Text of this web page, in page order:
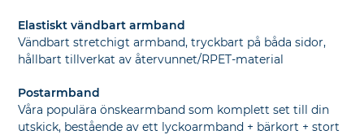
Elastiskt vändbart armband
Vändbart stretchigt armband, tryckbart på båda sidor,
hållbart tillverkat av återvunnet/RPET-material
Postarmband
Våra populära önskearmband som komplett set till din
utskick, bestående av ett lyckoarmband + bärkort + stort